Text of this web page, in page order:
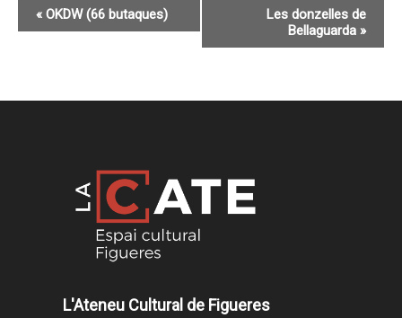
Navegació
« OKDW (66 butaques)
Les donzelles de
Bellaguarda »
L'Ateneu Cultural de Figueres